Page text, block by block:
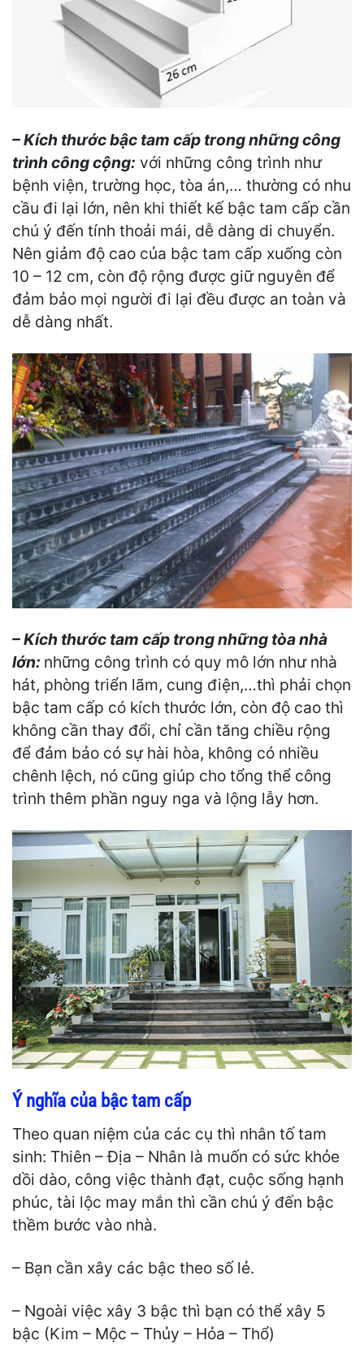
– Kích thước bậc tam cấp trong những công
trình công cộng: với những công trình như
bệnh viện, trường học, tòa án,… thường có nhu
cầu đi lại lớn, nên khi thiết kế bậc tam cấp cần
chú ý đến tính thoải mái, dễ dàng di chuyển.
Nên giảm độ cao của bậc tam cấp xuống còn
10 – 12 cm, còn độ rộng được giữ nguyên để
đảm bảo mọi người đi lại đều được an toàn và
dễ dàng nhất.
– Kích thước tam cấp trong những tòa nhà
lớn: những công trình có quy mô lớn như nhà
hát, phòng triển lãm, cung điện,…thì phải chọn
bậc tam cấp có kích thước lớn, còn độ cao thì
không cần thay đổi, chỉ cần tăng chiều rộng
để đảm bảo có sự hài hòa, không có nhiều
chênh lệch, nó cũng giúp cho tổng thể công
trình thêm phần nguy nga và lộng lẫy hơn.
Ý nghĩa của bậc tam cấp
Theo quan niệm của các cụ thì nhân tố tam
sinh: Thiên – Địa – Nhân là muốn có sức khỏe
dồi dào, công việc thành đạt, cuộc sống hạnh
phúc, tài lộc may mắn thì cần chú ý đến bậc
thềm bước vào nhà.
– Bạn cần xây các bậc theo số lẻ.
– Ngoài việc xây 3 bậc thì bạn có thể xây 5
bậc (Kim – Mộc – Thủy – Hỏa – Thổ)